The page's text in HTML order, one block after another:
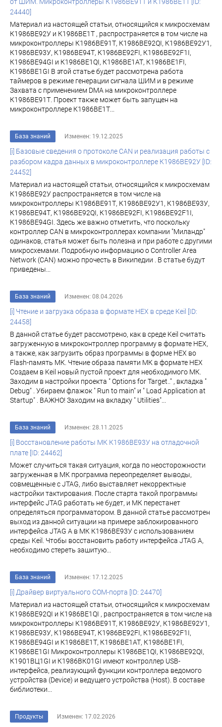
24440]
Материал из настоящей статьи, относящийся к микросхемам
К1986ВЕ92У и К1986ВЕ1Т , распространяется в том числе на
микроконтроллеры К1986ВЕ91Т, К1986ВЕ92QI, К1986ВЕ92У1,
К1986ВЕ93У, К1986ВЕ94Т, К1986ВЕ92FI, К1986ВЕ92F1I,
К1986ВЕ94GI и К1986ВЕ1QI, К1986ВЕ1АТ, К1986ВЕ1FI,
К1986ВЕ1GI В этой статье будет рассмотрена работа
таймеров в режиме генерации сигнала ШИМ и в режиме
Захвата с применением DMA на микроконтроллере
К1986ВЕ91Т. Проект также может быть запущен на
микроконтроллере К1986ВЕ1Т...
База знаний Изменен: 19.12.2025
[i] Базовые сведения о протоколе CAN и реализация работы с
разбором кадра данных в микроконтроллере К1986BE92У [ID:
24452]
Материал из настоящей статьи, относящийся к микросхемам
К1986ВЕ92У распространяется в том числе на
микроконтроллеры К1986ВЕ91Т, К1986ВЕ92У1, К1986ВЕ93У,
К1986ВЕ94Т, К1986ВЕ92QI, К1986ВЕ92FI, К1986ВЕ92F1I,
К1986ВЕ94GI. Здесь же важно отметить, что поскольку
контроллер CAN в микроконтроллерах компании "Миландр"
одинаков, статья может быть полезна и при работе с другими
микросхемами. Подробную информацию о Controller Area
Network (CAN) можно прочесть в Википедии . В статье будут
приведены...
База знаний Изменен: 08.04.2026
[i] Чтение и загрузка образа в формате HEX в среде Keil [ID:
24458]
В данной статье будет рассмотрено, как в среде Keil считать
загруженную в микроконтроллер программу в формате HEX,
а также, как загрузить образ программы в форме HEX во
Flash-память МК. Чтение образа памяти МК в формате HEX
Создаем в Keil новый пустой проект для необходимого МК.
Заходим в настройки проекта " Options for Target.." , вкладка "
Debug" . Убираем флажок " Run to main" и " Load Application at
Startup" . ВАЖНО! Заходим на вкладку " Utilities"...
База знаний Изменен: 28.11.2025
[i] Восстановление работы МК К1986ВЕ93У на отладочной
плате [ID: 24462]
Может случиться такая ситуация, когда по неосторожности
загруженная в МК программа переопределяет выводы,
совмещенные с JTAG, либо выставляет некорректные
настройки тактирования. После старта такой программы
интерфейс JTAG работать не будет, и МК перестанет
определяться программатором. В данной статье рассмотрен
выход из данной ситуации на примере заблокированного
интерфейса JTAG A в МК К1986BE93У с использованием
среды Keil. Чтобы восстановить работу интерфейса JTAG A,
необходимо стереть зашитую...
База знаний Изменен: 17.12.2025
[i] Драйвер виртуального COM-порта [ID: 24470]
Материал из настоящей статьи, относящийся к микросхемам
К1986ВЕ92QI и К1986ВЕ1QI , распространяется в том числе на
микроконтроллеры К1986ВЕ91Т, К1986ВЕ92У, К1986ВЕ92У1,
К1986ВЕ93У, К1986ВЕ94Т, К1986ВЕ92FI, К1986ВЕ92F1I,
К1986ВЕ94GI и К1986ВЕ1Т, К1986ВЕ1АТ, К1986ВЕ1FI,
К1986ВЕ1GI Микроконтроллеры К1986ВЕ1QI, К1986ВЕ92QI,
К1901ВЦ1GI и К1986ВК01GI имеют контроллер USB-
интерфейса, реализующий функции контроллера ведомого
устройства (Device) и ведущего устройства (Host). В составе
библиотеки...
Продукты Изменен: 17.02.2026